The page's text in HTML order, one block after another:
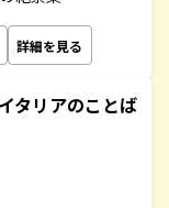
詳細を見る
タリアのことば